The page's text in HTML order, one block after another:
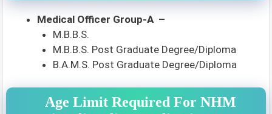
Medical Officer Group-A –
M.B.B.S.
M.B.B.S. Post Graduate Degree/Diploma
B.A.M.S. Post Graduate Degree/Diploma
Age Limit Required For NHM